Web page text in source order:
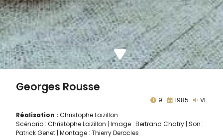
Georges Rousse
9' 1985
VF
Réalisation : Christophe Loizillon
Scénario : Christophe Loizillon | Image : Bertrand Chatry | Son :
Patrick Genet | Montage : Thierry Derocles